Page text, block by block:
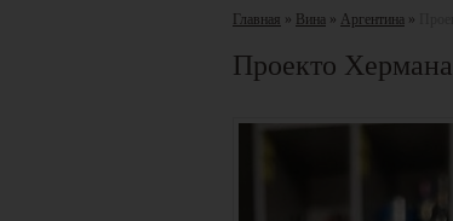
Главная » Вина » Аргентина »
Проекто